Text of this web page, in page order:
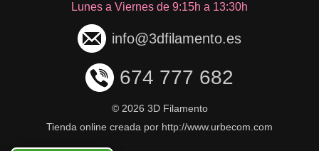
Lunes a Viernes de 9:15h a 13:30h
info@3dfilamento.es
674 777 682
©2026 3D Filamento
Tienda online creada por http://www.urbecom.com